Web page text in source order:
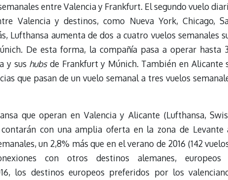
entre Valencia y Frankfurt. El segundo vuelo
Valencia y destinos, como Nueva York, Chicago,
Lufthansa aumenta de dos a cuatro vuelos semanales
De esta forma, la compañía pasa a operar hasta
y sus hubsde Frankfurt y Múnich. También en Alicante
que pasan de un vuelo semanal a tres vuelos
que operan en Valencia y Alicante (Lufthansa,
con una amplia oferta en la zona de Levante
un 2,8% más que en el verano de 2016 (142
con otros destinos alemanes, europeos
los destinos europeos preferidos por los